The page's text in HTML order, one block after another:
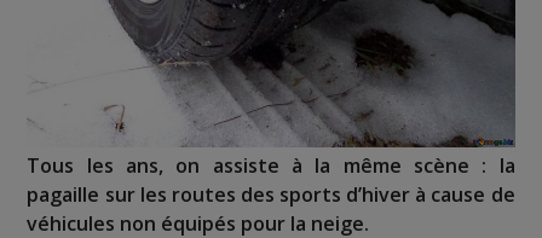
Tous les ans, on assiste à la même scène : la
pagaille sur les routes des sports d’hiver à cause de
véhicules non équipés pour la neige.